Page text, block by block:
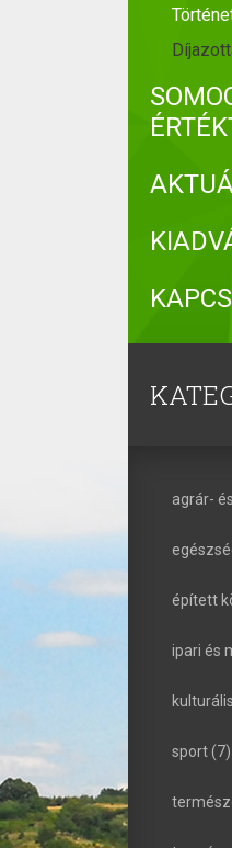
agrár-
épített
ipari és
sport (7)